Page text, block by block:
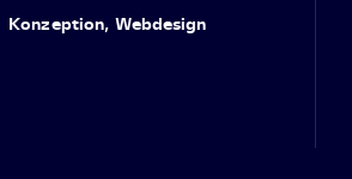
Konzeption, Webdesign